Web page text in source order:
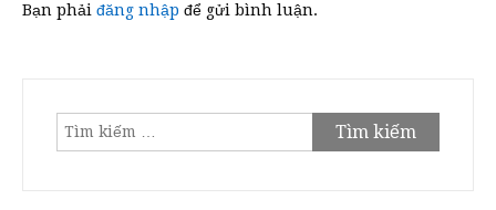
Bạn phải đăng nhập để gửi bình luận.
Tìm